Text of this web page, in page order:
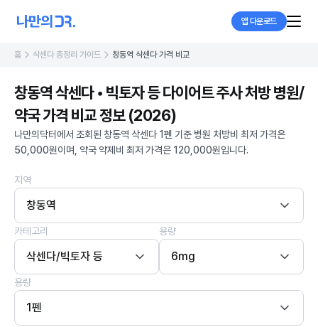
앱 다운로드
홈 삭센다 총정리 가이드 창동역 삭센다 가격 비교
창동역 삭센다 • 빅토자 등 다이어트 주사 처방 병원/
약국 가격 비교 정보 (2026)
나만의닥터에서 조회된 창동역 삭센다 1펜 기준 병원 처방비 최저 가격은
50,000원이며, 약국 약제비 최저 가격은 120,000원입니다.
지역
창동역
카테고리
삭센다/빅토자 등
용량
6mg
용량
1펜